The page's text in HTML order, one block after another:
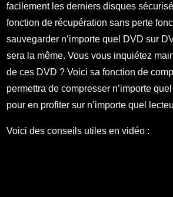
facilement les derniers disques
fonction de récupération sans perte
sauvegarder n’importe quel DVD sur
sera la même. Vous vous inquiétez
de ces DVD ? Voici sa fonction de
permettra de compresser n’importe
pour en profiter sur n’importe quel
Voici des conseils utiles en vidéo :